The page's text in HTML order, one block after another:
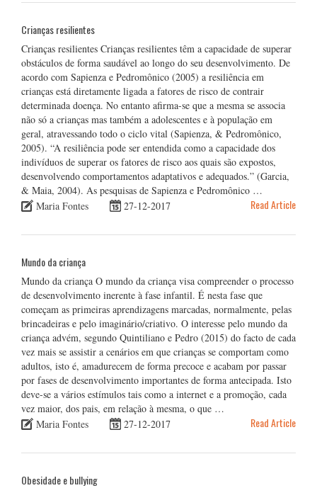
Crianças resilientes
Crianças resilientes Crianças resilientes têm a capacidade de superar
obstáculos de forma saudável ao longo do seu desenvolvimento. De
acordo com Sapienza e Pedromônico (2005) a resiliência em
crianças está diretamente ligada a fatores de risco de contrair
determinada doença. No entanto afirma-se que a mesma se associa
não só a crianças mas também a adolescentes e à população em
geral, atravessando todo o ciclo vital (Sapienza, & Pedromônico,
2005). “A resiliência pode ser entendida como a capacidade dos
indivíduos de superar os fatores de risco aos quais são expostos,
desenvolvendo comportamentos adaptativos e adequados.” (Garcia,
& Maia, 2004). As pesquisas de Sapienza e Pedromônico …
Maria Fontes
27-12-2017 Read Article
Mundo da criança
Mundo da criança O mundo da criança visa compreender o processo
de desenvolvimento inerente à fase infantil. É nesta fase que
começam as primeiras aprendizagens marcadas, normalmente, pelas
brincadeiras e pelo imaginário/criativo. O interesse pelo mundo da
criança advém, segundo Quintiliano e Pedro (2015) do facto de cada
vez mais se assistir a cenários em que crianças se comportam como
adultos, isto é, amadurecem de forma precoce e acabam por passar
por fases de desenvolvimento importantes de forma antecipada. Isto
deve-se a vários estímulos tais como a internet e a promoção, cada
vez maior, dos pais, em relação à mesma, o que …
Maria Fontes
27-12-2017 Read Article
Obesidade e bullying